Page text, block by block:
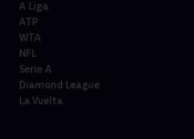
A Liga
ATP
WTA
NFL
Serie A
Diamond League
La Vuelta